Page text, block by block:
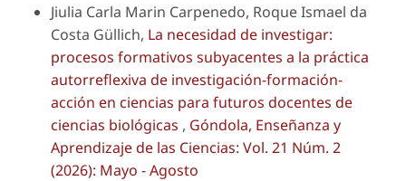
Jiulia Carla Marin Carpenedo, Roque Ismael da
Costa Güllich, La necesidad de investigar:
procesos formativos subyacentes a la práctica
autorreflexiva de investigación-formación-
acción en ciencias para futuros docentes de
ciencias biológicas , Góndola, Enseñanza y
Aprendizaje de las Ciencias: Vol. 21 Núm. 2
(2026): Mayo - Agosto